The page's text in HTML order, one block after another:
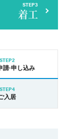
STEP3
着工
STEP2
請·申し込み
STEP4
入居